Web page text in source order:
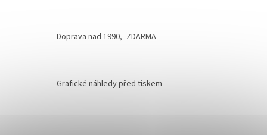
Doprava nad 1990,- ZDARMA
Grafické náhledy před tiskem